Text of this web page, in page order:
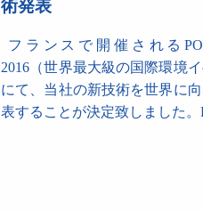
術発表
フランスで開催される
2016（世界最大級の国際環境イ
にて、当社の新技術を世界に
表することが決定致しました